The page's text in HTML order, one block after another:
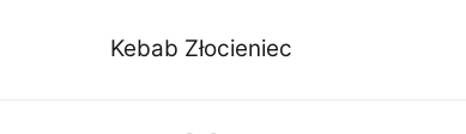
Kebab Złocieniec